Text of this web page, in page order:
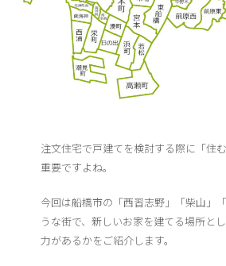
注文住宅で戸建てを検討する際に「住
重要ですよね。
今回は船橋市の「西習志野」「柴山」
うな街で、新しいお家を建てる場所と
力があるかをご紹介します。